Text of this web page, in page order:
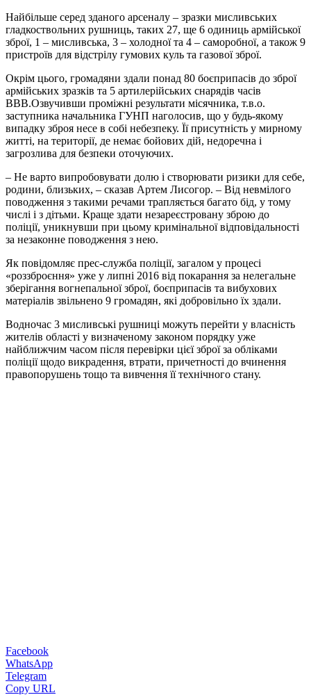
Найбільше серед зданого арсеналу – зразки мисливських
гладкоствольних рушниць, таких 27, ще 6 одиниць армійської
зброї, 1 – мисливська, 3 – холодної та 4 – саморобної, а також 9
пристроїв для відстрілу гумових куль та газової зброї.
Окрім цього, громадяни здали понад 80 боєприпасів до зброї
армійських зразків та 5 артилерійських снарядів часів
ВВВ.Озвучивши проміжні результати місячника, т.в.о.
заступника начальника ГУНП наголосив, що у будь-якому
випадку зброя несе в собі небезпеку. Її присутність у мирному
житті, на території, де немає бойових дій, недоречна і
загрозлива для безпеки оточуючих.
– Не варто випробовувати долю і створювати ризики для себе,
родини, близьких, – сказав Артем Лисогор. – Від невмілого
поводження з такими речами трапляється багато бід, у тому
числі і з дітьми. Краще здати незареєстровану зброю до
поліції, уникнувши при цьому кримінальної відповідальності
за незаконне поводження з нею.
Як повідомляє прес-служба поліції, загалом у процесі
«роззброєння» уже у липні 2016 від покарання за нелегальне
зберігання вогнепальної зброї, боєприпасів та вибухових
матеріалів звільнено 9 громадян, які добровільно їх здали.
Водночас 3 мисливські рушниці можуть перейти у власність
жителів області у визначеному законом порядку уже
найближчим часом після перевірки цієї зброї за обліками
поліції щодо викрадення, втрати, причетності до вчинення
правопорушень тощо та вивчення її технічного стану.
Facebook
WhatsApp
Telegram
Copy URL